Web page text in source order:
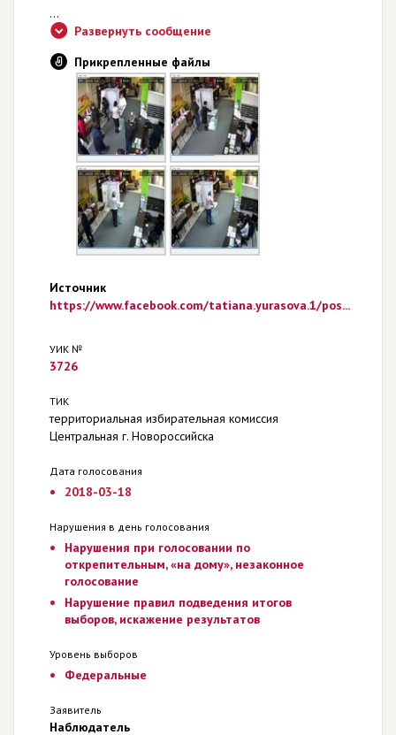
...
Развернуть сообщение
Прикрепленные файлы
Источник
https://www.facebook.com/tatiana.yurasova.1/pos...
УИК №
3726
ТИК
территориальная избирательная комиссия
Центральная г. Новороссийска
Дата голосования
2018-03-18
Нарушения в день голосования
Нарушения при голосовании по
открепительным, «на дому», незаконное
голосование
Нарушение правил подведения итогов
выборов, искажение результатов
Уровень выборов
Федеральные
Заявитель
Наблюдатель